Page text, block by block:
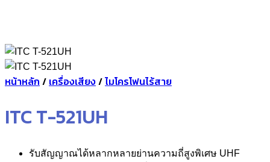
หน้าหลัก / เครื่องเสียง/ไมโครโฟนไร้สาย
ITC T-521UH
รับสัญญาณได้หลากหลายย่านความถี่สูงพิเศษ UHF